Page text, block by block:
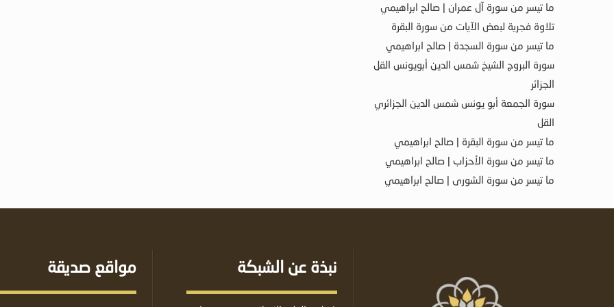
ما تيسر من سورة آل عمران | صالح ابراهيمي
تلاوة فجرية لبعض الآيات من سورة البقرة
ما تيسر من سورة السجدة | صالح ابراهيمي
سورة البروج الشيخ شمس الدين أبويونس القل
الجزائر
سورة الجمعة أبو يونس شمس الدين الجزائري
القل
ما تيسر من سورة البقرة | صالح ابراهيمي
ما تيسر من سورة الأحزاب | صالح ابراهيمي
ما تيسر من سورة الشورى | صالح ابراهيمي
نبذة عن الشبكة مواقع صديقة